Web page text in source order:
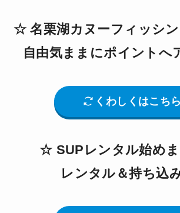
☆ 名栗湖カヌーフィッシ
自由気ままにポイントへ
くわしくはこちら
☆ SUPレンタル始め
レンタル＆持ち込